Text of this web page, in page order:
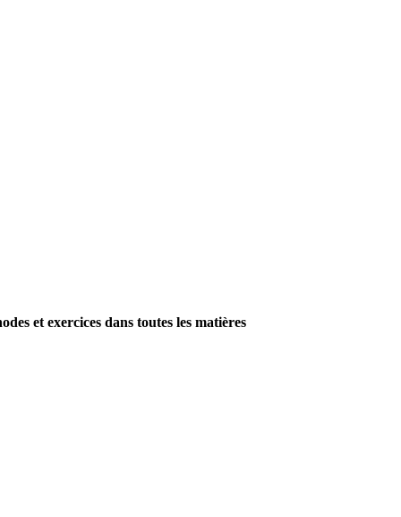
et exercices dans toutes les matières